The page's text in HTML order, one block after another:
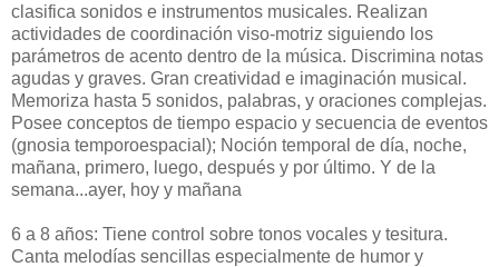
clasifica sonidos e instrumentos musicales. Realizan
actividades de coordinación viso-motriz siguiendo los
parámetros de acento dentro de la música. Discrimina notas
agudas y graves. Gran creatividad e imaginación musical.
Memoriza hasta 5 sonidos, palabras, y oraciones complejas.
Posee conceptos de tiempo espacio y secuencia de eventos
(gnosia temporoespacial); Noción temporal de día, noche,
mañana, primero, luego, después y por último. Y de la
semana...ayer, hoy y mañana
6 a 8 años: Tiene control sobre tonos vocales y tesitura.
Canta melodías sencillas especialmente de humor y